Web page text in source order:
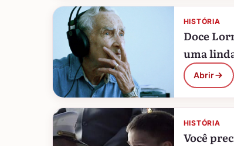
HISTÓRIA
Doce
uma
Abrir
HISTÓRIA
Você